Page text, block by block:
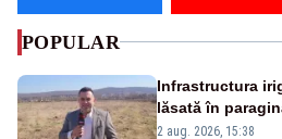
POPULAR
Infrastructura
lăsată în
2 aug. 2026, 15:38